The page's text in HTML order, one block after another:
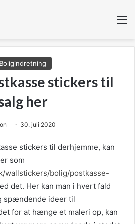
Boligindretning
stickers til
her
30. juli 2020
stickers til derhjemme, kan
som
wallstickers/bolig/postkasse-
det. Her kan man i hvert fald
spændende ideer til
for at hænge et maleri op, kan